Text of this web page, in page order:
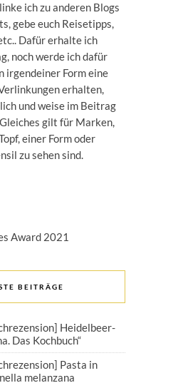
ich zu anderen Blogs
gebe euch Reisetipps,
Dafür erhalte ich
noch werde ich dafür
irgendeiner Form eine
erhalten,
und weise im Beitrag
gilt für Marken,
einer Form oder
zu sehen sind.
BEITRÄGE
Heidelbeer-
Das Kochbuch“
Pasta in
melanzana